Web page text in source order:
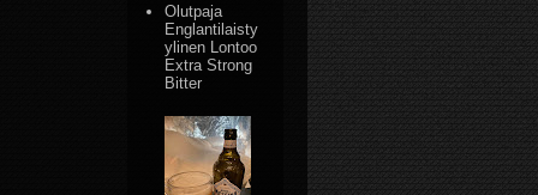
Olutpaja
Englantilaisty
ylinen Lontoo
Extra Strong
Bitter